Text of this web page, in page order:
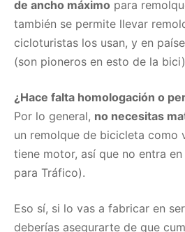
de ancho máximo para
también se permite llevar
cicloturistas los usan, y en
(son pioneros en esto de la
¿Hace falta homologación o
Por lo general, no necesitas
un remolque de bicicleta como
tiene motor, así que no entra
para Tráfico).
Eso sí, si lo vas a fabricar en
deberías asegurarte de que